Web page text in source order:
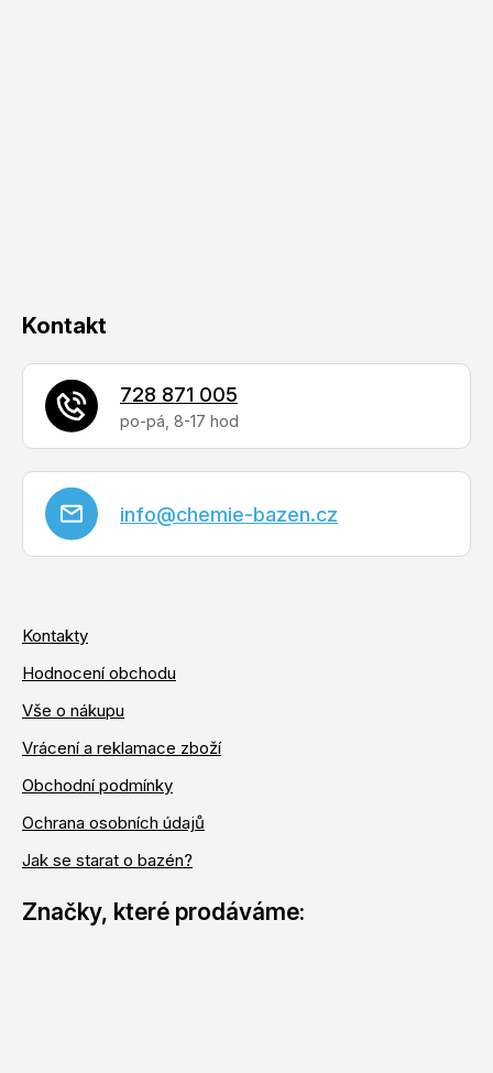
Kontakt
info@chemie-bazen.cz
728 871 005
Kontakty
Hodnocení obchodu
Vše o nákupu
Vrácení a reklamace zboží
Obchodní podmínky
Ochrana osobních údajů
Jak se starat o bazén?